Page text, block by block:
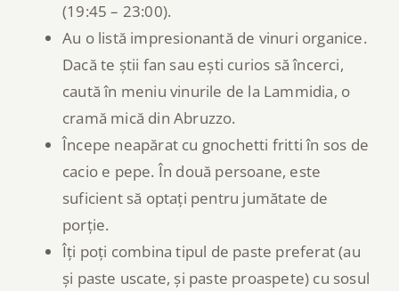
(19:45 – 23:00).
Au o listă impresionantă de vinuri organice.
Dacă te știi fan sau ești curios să încerci,
caută în meniu vinurile de la Lammidia, o
cramă mică din Abruzzo.
Începe neapărat cu gnochetti fritti în sos de
cacio e pepe. În două persoane, este
suficient să optați pentru jumătate de
porție.
Îți poți combina tipul de paste preferat (au
și paste uscate, și paste proaspete) cu sosul